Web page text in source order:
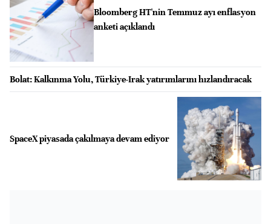
Bloomberg HT'nin Temmuz ayı enflasyon
anketi açıklandı
Bolat: Kalkınma Yolu, Türkiye-Irak yatırımlarını hızlandıracak
SpaceX piyasada çakılmaya devam ediyor